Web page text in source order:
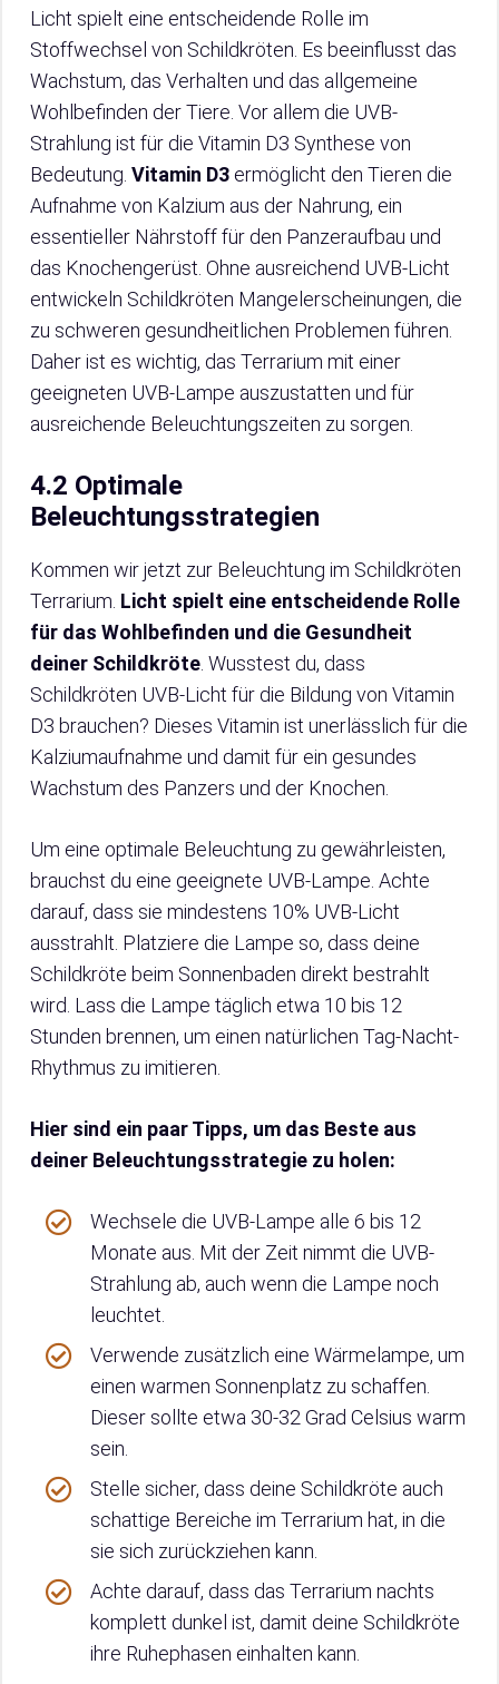
Licht spielt eine entscheidende Rolle im
Stoffwechsel von Schildkröten. Es beeinflusst das
Wachstum, das Verhalten und das allgemeine
Wohlbefinden der Tiere. Vor allem die UVB-
Strahlung ist für die Vitamin D3 Synthese von
Bedeutung. Vitamin D3 ermöglicht den Tieren die
Aufnahme von Kalzium aus der Nahrung, ein
essentieller Nährstoff für den Panzeraufbau und
das Knochengerüst. Ohne ausreichend UVB-Licht
entwickeln Schildkröten Mangelerscheinungen, die
zu schweren gesundheitlichen Problemen führen.
Daher ist es wichtig, das Terrarium mit einer
geeigneten UVB-Lampe auszustatten und für
ausreichende Beleuchtungszeiten zu sorgen.
4.2 Optimale
Beleuchtungsstrategien
Kommen wir jetzt zur Beleuchtung im Schildkröten
Terrarium. Licht spielt eine entscheidende Rolle
für das Wohlbefinden und die Gesundheit
deiner Schildkröte . Wusstest du, dass
Schildkröten UVB-Licht für die Bildung von Vitamin
D3 brauchen? Dieses Vitamin ist unerlässlich für die
Kalziumaufnahme und damit für ein gesundes
Wachstum des Panzers und der Knochen.
Um eine optimale Beleuchtung zu gewährleisten,
brauchst du eine geeignete UVB-Lampe. Achte
darauf, dass sie mindestens 10% UVB-Licht
ausstrahlt. Platziere die Lampe so, dass deine
Schildkröte beim Sonnenbaden direkt bestrahlt
wird. Lass die Lampe täglich etwa 10 bis 12
Stunden brennen, um einen natürlichen Tag-Nacht-
Rhythmus zu imitieren.
Hier sind ein paar Tipps, um das Beste aus
deiner Beleuchtungsstrategie zu holen:
Wechsele die UVB-Lampe alle 6 bis 12
Monate aus. Mit der Zeit nimmt die UVB-
Strahlung ab, auch wenn die Lampe noch
leuchtet.
Verwende zusätzlich eine Wärmelampe, um
einen warmen Sonnenplatz zu schaffen.
Dieser sollte etwa 30-32 Grad Celsius warm
sein.
Stelle sicher, dass deine Schildkröte auch
schattige Bereiche im Terrarium hat, in die
sie sich zurückziehen kann.
Achte darauf, dass das Terrarium nachts
komplett dunkel ist, damit deine Schildkröte
ihre Ruhephasen einhalten kann.